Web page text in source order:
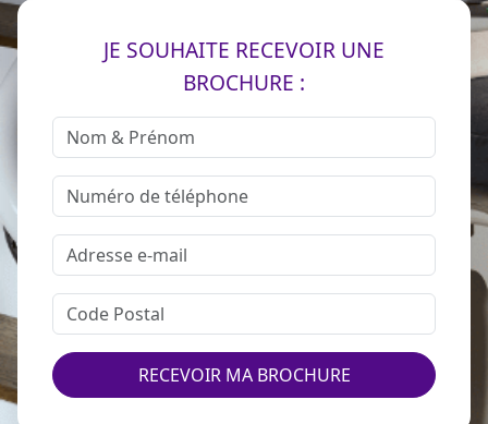
JE SOUHAITE RECEVOIR UNE
BROCHURE :
RECEVOIR MA BROCHURE